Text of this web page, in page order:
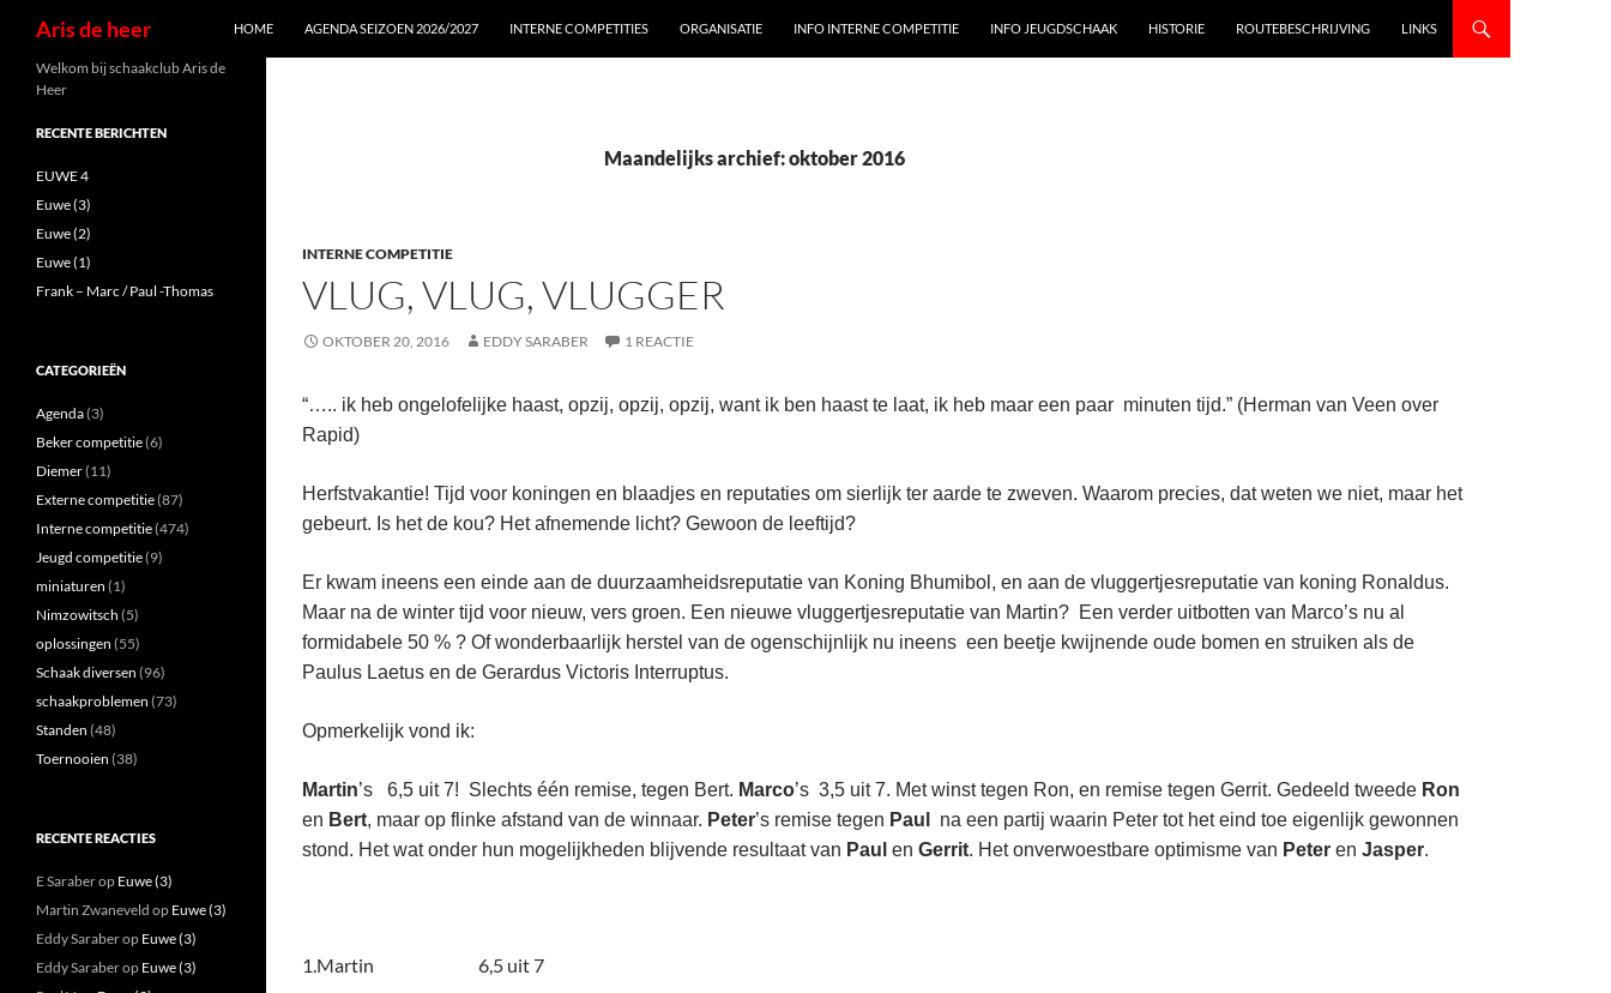
Aris de heer HOME AGENDA SEIZOEN 2026/2027 INTERNE COMPETITIES ORGANISATIE INFO INTERNE COMPETITIE INFO JEUGDSCHAAK HISTORIE ROUTEBESCHRIJVING LINKS
Maandelijks archief: oktober 2016
INTERNE COMPETITIE
VLUG, VLUG, VLUGGER
OKTOBER 20, 2016 EDDY SARABER 1 REACTIE
“….. ik heb ongelofelijke haast, opzij, opzij, opzij, want ik ben haast te laat, ik heb maar een paar minuten tijd.” (Herman van Veen over
Rapid)
Herfstvakantie! Tijd voor koningen en blaadjes en reputaties om sierlijk ter aarde te zweven. Waarom precies, dat weten we niet, maar het
gebeurt. Is het de kou? Het afnemende licht? Gewoon de leeftijd?
Er kwam ineens een einde aan de duurzaamheidsreputatie van Koning Bhumibol, en aan de vluggertjesreputatie van koning Ronaldus.
Maar na de winter tijd voor nieuw, vers groen. Een nieuwe vluggertjesreputatie van Martin? Een verder uitbotten van Marco’s nu al
formidabele 50 % ? Of wonderbaarlijk herstel van de ogenschijnlijk nu ineens een beetje kwijnende oude bomen en struiken als de
Paulus Laetus en de Gerardus Victoris Interruptus.
Opmerkelijk vond ik:
Martin’s 6,5 uit 7! Slechts één remise, tegen Bert. Marco’s 3,5 uit 7. Met winst tegen Ron, en remise tegen Gerrit. Gedeeld tweede Ron
en Bert, maar op flinke afstand van de winnaar. Peter’s remise tegen Paul
na een partij waarin Peter tot het eind toe eigenlijk gewonnen
stond. Het wat onder hun mogelijkheden blijvende resultaat van Paul en Gerrit. Het onverwoestbare optimisme van Peter en Jasper.
1.Martin 6,5 uit 7
Welkom bij schaakclub Aris de
Heer
RECENTE BERICHTEN
EUWE 4
Euwe (3)
Euwe (2)
Euwe (1)
Frank – Marc / Paul -Thomas
CATEGORIEËN
Agenda(3)
Beker competitie(6)
Diemer(11)
Externe competitie(87)
Interne competitie(474)
Jeugd competitie(9)
miniaturen (1)
Nimzowitsch (5)
oplossingen (55)
Schaak diversen (96)
schaakproblemen (73)
Standen (48)
Toernooien (38)
RECENTE REACTIES
E Saraberop Euwe (3)
Martin Zwaneveld op Euwe (3)
Eddy Saraberop Euwe (3)
Eddy Saraberop Euwe (3)